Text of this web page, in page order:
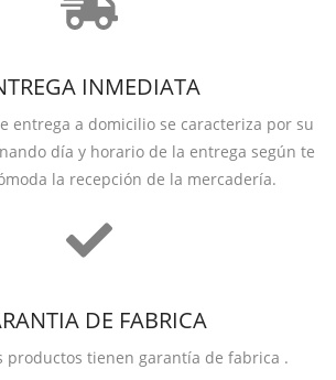
INMEDIATA
entrega a domicilio se caracteriza por su
día y horario de la entrega según te
la recepción de la mercadería.
DE FABRICA
productos tienen garantía de fabrica .